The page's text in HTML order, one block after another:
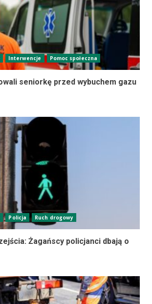
Interwencje Pomoc społeczna
seniorkę przed wybuchem gazu
Policja Ruch drogowy
Żagańscy policjanci dbają o